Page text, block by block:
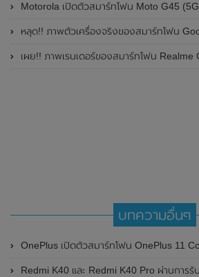
Motorola เปิดตัวสมาร์ทโฟน Moto G45 (5G) อย่า
หลุด!! ภาพตัวเครื่องจริงของสมาร์ทโฟน Google Pixel 9a โชว์ดีไซน์ใหม่ ก
เผย!! ภาพเรนเดอร์ของสมาร์ทโฟน Realme GT7 Pro โชว์ให้เห็นดีไซน์ใหม่
บทความอื่นๆ
OnePlus เปิดตัวสมาร์ทโฟน OnePlus 11 Concept ที่งาน MWC 2023 มาพร้อ
Redmi K40 และ Redmi K40 Pro ผ่านการรับรองจาก TENAA พร้อมเผยภาพและสเปกบางส่วน ก่อ